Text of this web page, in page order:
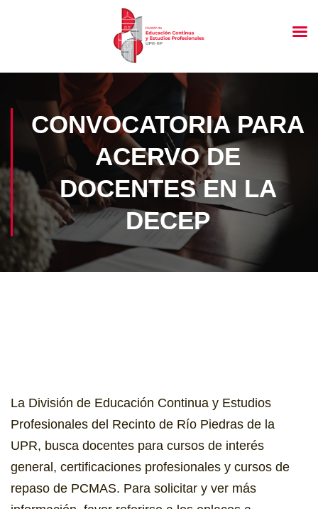
CONVOCATORIA PARA
ACERVO DE
DOCENTES EN LA
DECEP
La División de Educación Continua y Estudios
Profesionales del Recinto de Río Piedras de la
UPR, busca docentes para cursos de interés
general, certificaciones profesionales y cursos de
repaso de PCMAS. Para solicitar y ver más